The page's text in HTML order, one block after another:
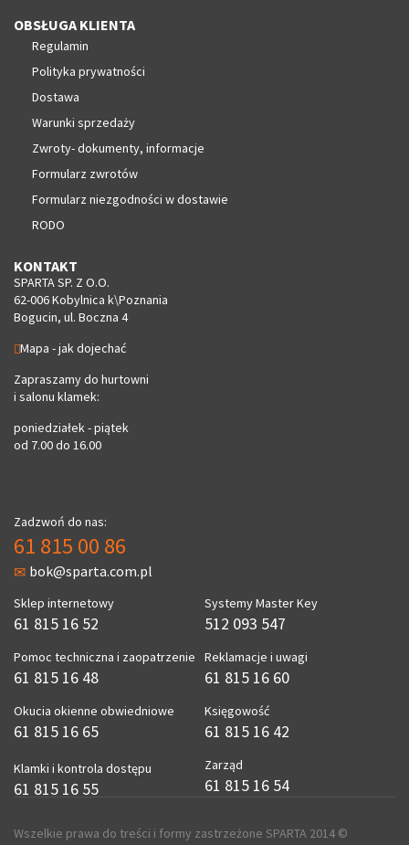
OBSŁUGA KLIENTA
Regulamin
Polityka prywatności
Dostawa
Warunki sprzedaży
Zwroty- dokumenty, informacje
Formularz zwrotów
Formularz niezgodności w dostawie
RODO
KONTAKT
SPARTA SP. Z O.O.
62-006 Kobylnica k\Poznania
Bogucin, ul. Boczna 4
Mapa - jak dojechać
Zapraszamy do hurtowni
i salonu klamek:
poniedziałek - piątek
od 7.00 do 16.00
Zadzwoń do nas:
61 815 00 86
bok@sparta.com.pl
Sklep internetowy
61 815 16 52
Pomoc techniczna i zaopatrzenie
61 815 16 48
Okucia okienne obwiedniowe
61 815 16 65
Klamki i kontrola dostępu
61 815 16 55
Systemy Master Key
512 093 547
Reklamacje i uwagi
61 815 16 60
Księgowość
61 815 16 42
Zarząd
61 815 16 54
Wszelkie prawa do treści i formy zastrzeżone SPARTA 2014 ©